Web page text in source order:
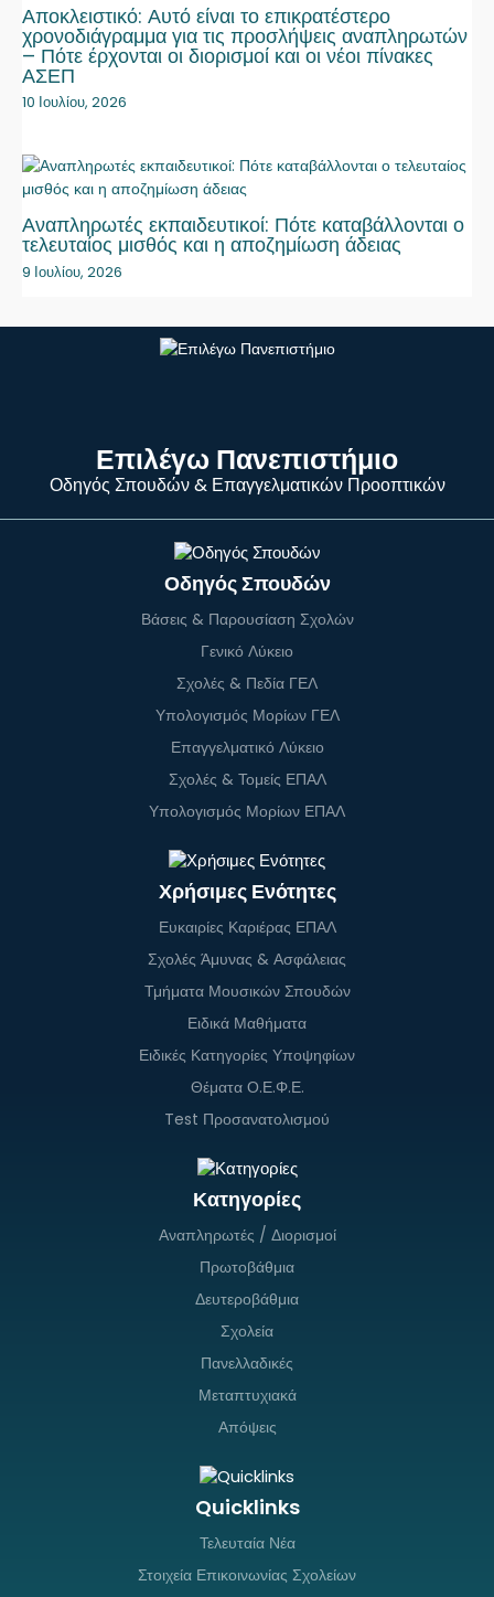
Αποκλειστικό: Αυτό είναι το επικρατέστερο
χρονοδιάγραμμα για τις προσλήψεις αναπληρωτών
– Πότε έρχονται οι διορισμοί και οι νέοι πίνακες
ΑΣΕΠ
10 Ιουλίου, 2026
Αναπληρωτές εκπαιδευτικοί: Πότε καταβάλλονται ο
τελευταίος μισθός και η αποζημίωση άδειας
9 Ιουλίου, 2026
Επιλέγω Πανεπιστήμιο
Οδηγός Σπουδών & Επαγγελματικών Προοπτικών
Οδηγός Σπουδών
Βάσεις & Παρουσίαση Σχολών
Γενικό Λύκειο
Σχολές & Πεδία ΓΕΛ
Υπολογισμός Μορίων ΓΕΛ
Επαγγελματικό Λύκειο
Σχολές & Τομείς ΕΠΑΛ
Υπολογισμός Μορίων ΕΠΑΛ
Χρήσιμες Ενότητες
Ευκαιρίες Καριέρας ΕΠΑΛ
Σχολές Άμυνας & Ασφάλειας
Τμήματα Μουσικών Σπουδών
Ειδικά Μαθήματα
Ειδικές Κατηγορίες Υποψηφίων
Θέματα Ο.Ε.Φ.Ε.
Test Προσανατολισμού
Κατηγορίες
Αναπληρωτές / Διορισμοί
Πρωτοβάθμια
Δευτεροβάθμια
Σχολεία
Πανελλαδικές
Μεταπτυχιακά
Απόψεις
Quicklinks
Τελευταία Νέα
Στοιχεία Επικοινωνίας Σχολείων